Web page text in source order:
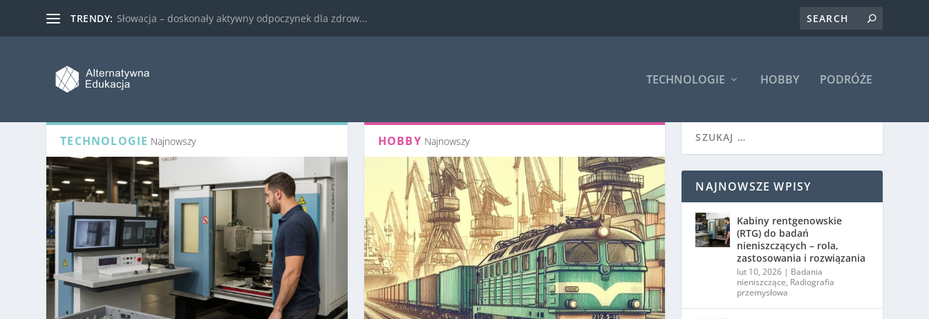
TRENDY: Słowacja – doskonały aktywny odpoczynek dla zdrow...
TECHNOLOGIE HOBBY PODRÓŻE
TECHNOLOGIE Najnowszy HOBBY Najnowszy
NAJNOWSZE WPISY
Kabiny rentgenowskie
(RTG) do badań
nieniszczących – rola,
zastosowania i rozwiązania
lut 10, 2026 | Badania
nieniszczące, Radiografia
przemysłowa